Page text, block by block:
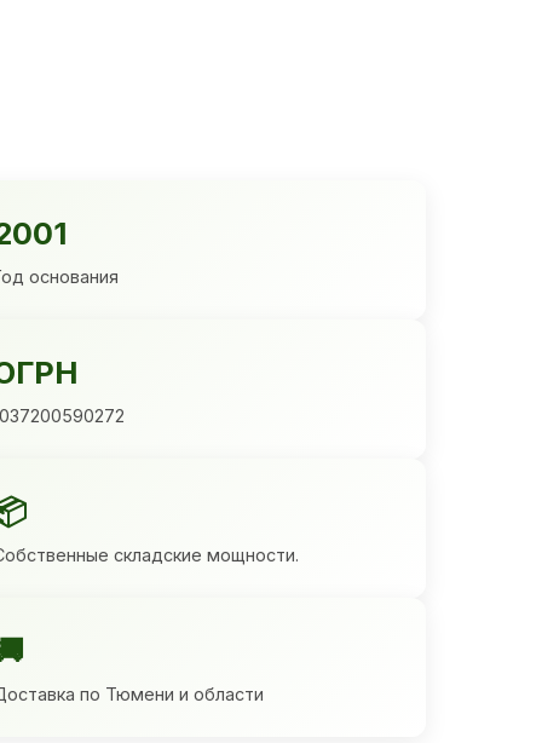
основания
складские мощности.
по Тюмени и области